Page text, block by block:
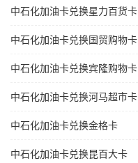
中石化加油卡兑换星力百货卡
中石化加油卡兑换国贸购物卡
中石化加油卡兑换宾隆购物卡
中石化加油卡兑换河马超市卡
中石化加油卡兑换金格卡
中石化加油卡兑换昆百大卡